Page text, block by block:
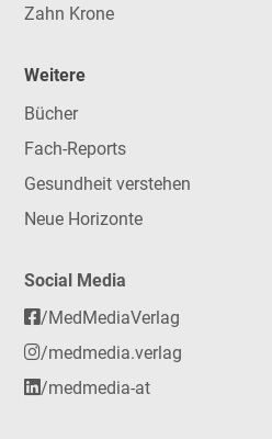
Zahn Krone
Weitere
Bücher
Fach-Reports
Gesundheit verstehen
Neue Horizonte
Social Media
/MedMediaVerlag
/medmedia.verlag
/medmedia-at